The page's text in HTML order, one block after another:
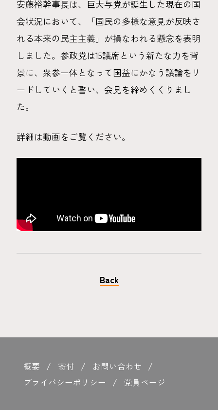
安藤裕幹事長は、巨大与党が誕生した現在の国
会状況において、「国民の多様な意見が反映さ
れる本来の民主主義」が損なわれる懸念を表明
しました。参政党は15議席という新たな力を背
景に、衆参一体となって国益にかなう議論をリ
ードしていくと誓い、会見を締めくくりまし
た。
詳細は動画をご覧ください。
Back
概要 寄付
お問い合わせ
プライバシーポリシー
党員ページ